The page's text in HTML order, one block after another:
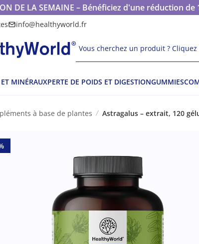
DE LA SEMAINE – Bénéficiez d'une réduction
info@healthyworld.fr
Vous cherchez un produit ? Cliquez
MINÉRAUXPERTE DE POIDS ET DIGESTIONGUMMIES
à base de plantes Astragalus – extrait, 120